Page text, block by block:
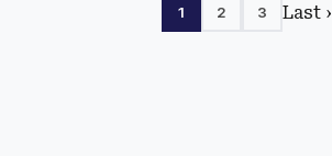
1 2 3 Last ›